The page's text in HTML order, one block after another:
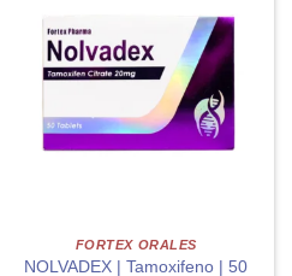
FORTEX ORALES
NOLVADEX | Tamoxifeno | 50